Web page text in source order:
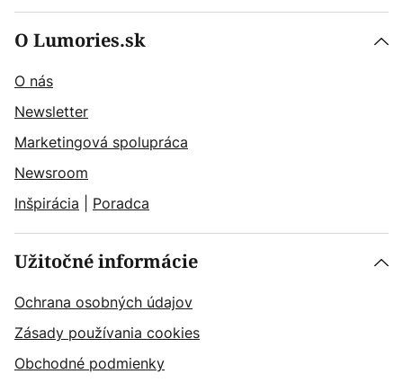
O Lumories.sk
O nás
Newsletter
Marketingová spolupráca
Newsroom
Inšpirácia
Poradca
Užitočné informácie
Ochrana osobných údajov
Zásady používania cookies
Obchodné podmienky